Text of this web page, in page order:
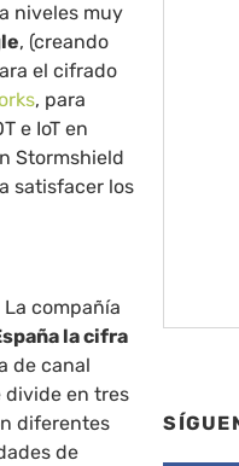
niveles muy
, (creando
el cifrado
, para
e IoT en
Stormshield
satisfacer los
compañía
la cifra
de canal
divide en tres
diferentes
de